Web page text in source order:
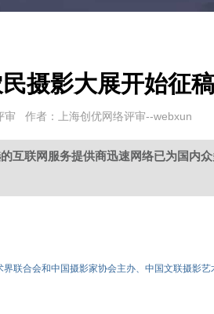
摄影大展开始征稿
审 作者：上海创优网络评审--webxun
互联网服务提供商迅速网络已为国内
联合会和中国摄影家协会主办、中国文联摄影